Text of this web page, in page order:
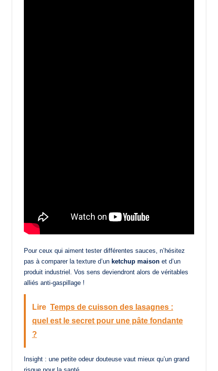
Pour ceux qui aiment tester différentes sauces, n’hésitez
pas à comparer la texture d’un ketchup maison et d’un
produit industriel. Vos sens deviendront alors de véritables
alliés anti-gaspillage !
Lire Temps de cuisson des lasagnes :
quel est le secret pour une pâte fondante
?
Insight : une petite odeur douteuse vaut mieux qu’un grand